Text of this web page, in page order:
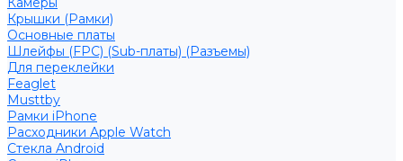
Крышки (Рамки)
Основные платы
Шлейфы (FPC) (Sub-платы) (Разъемы)
Для переклейки
Feaglet
Musttby
Рамки iPhone
Расходники Apple Watch
Стекла Android